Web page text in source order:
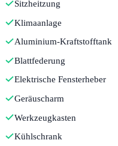
Sitzheitzung
Klimaanlage
Aluminium-Kraftstofftank
Blattfederung
Elektrische Fensterheber
Geräuscharm
Werkzeugkasten
Kühlschrank